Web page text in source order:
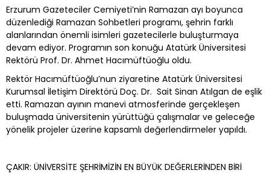
Erzurum Gazeteciler Cemiyeti’nin Ramazan ayı boyunca
düzenlediği Ramazan Sohbetleri programı, şehrin farklı
alanlarından önemli isimleri gazetecilerle buluşturmaya
devam ediyor. Programın son konuğu Atatürk Üniversitesi
Rektörü Prof. Dr. Ahmet Hacımüftüoğlu oldu.
Rektör Hacımüftüoğlu’nun ziyaretine Atatürk Üniversitesi
Kurumsal İletişim Direktörü Doç. Dr. Sait Sinan Atılgan de eşlik
etti. Ramazan ayının manevi atmosferinde gerçekleşen
buluşmada üniversitenin yürüttüğü çalışmalar ve geleceğe
yönelik projeler üzerine kapsamlı değerlendirmeler yapıldı.
ÇAKIR: ÜNİVERSİTE ŞEHRİMİZİN EN BÜYÜK DEĞERLERİNDEN BİRİ